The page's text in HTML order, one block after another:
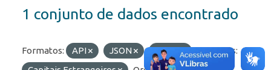
1 conjunto de dados encontrado
Formatos: API JSON HTML
Etiquetas: